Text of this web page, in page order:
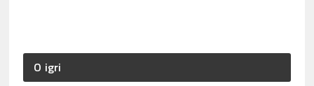
O igri